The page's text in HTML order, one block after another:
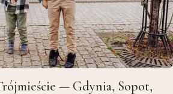
— Gdynia, Sopot,